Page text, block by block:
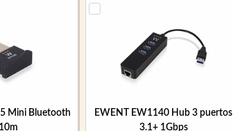
Mini Bluetooth
EWENT EW1140 Hub 3 puertos
3.1+ 1Gbps